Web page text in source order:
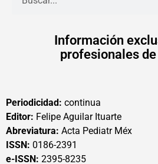
Información
profesionales
Periodicidad: continua
Editor: Felipe Aguilar Ituarte
Abreviatura: Acta Pediatr Méx
ISSN: 0186-2391
e-ISSN: 2395-8235